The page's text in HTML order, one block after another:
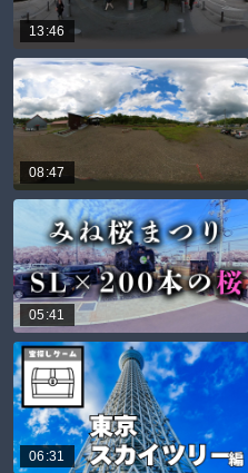
13:46
08:47
05:41
06:31